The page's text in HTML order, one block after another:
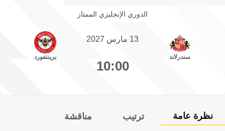
الدوري الإنجليزي الممتاز
سندرلاند
13 مارس 2027
10:00
برينتفورد
نظرة عامة ترتيب مناقشة